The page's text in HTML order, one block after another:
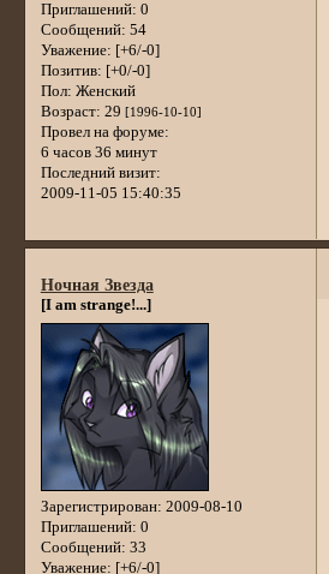
Приглашений: 0
Сообщений: 54
Уважение: [+6/-0]
Позитив: [+0/-0]
Пол: Женский
Возраст: 29 [1996-10-10]
Провел на форуме:
6 часов 36 минут
Последний визит:
2009-11-05 15:40:35
Ночная Звезда
[I am strange!...]
Зарегистрирован: 2009-08-10
Приглашений: 0
Сообщений: 33
Уважение: [+6/-0]